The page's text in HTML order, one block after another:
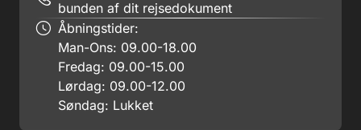
bunden af dit rejsedokument
Åbningstider:
Man-Ons: 09.00-18.00
Fredag: 09.00-15.00
Lørdag: 09.00-12.00
Søndag: Lukket